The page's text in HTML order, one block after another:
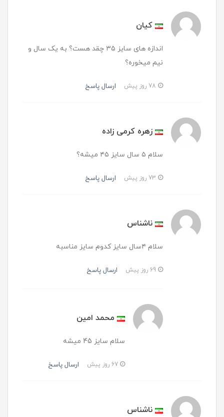
کیان
اندازه های سایز ۳۵ چقد هست؟ به یک سال و
نیم میخوره؟
ارسال پاسخ
زهره کرمی زاده
سلام ۵ سال سایز ۴۵ میشه؟
ارسال پاسخ
ناشناس
سلام ۴سال سایز کدوم سایز مناسبه
ارسال پاسخ
محمد امین
سلام سایز 45 میشه
ارسال پاسخ
ناشناس